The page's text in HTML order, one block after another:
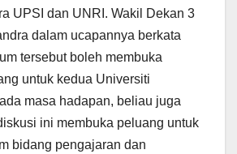
UPSI dan UNRI. Wakil Dekan 3
dalam ucapannya berkata
tersebut boleh membuka
untuk kedua Universiti
masa hadapan, beliau juga
ini membuka peluang untuk
bidang pengajaran dan